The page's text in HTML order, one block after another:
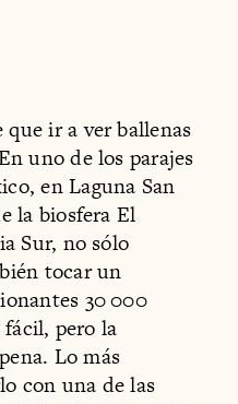
ir a ver ballenas
uno de los parajes
en Laguna San
la biosfera El
Sur, no sólo
tocar un
30 000
pero la
Lo más
con una de las